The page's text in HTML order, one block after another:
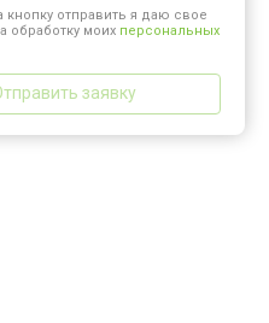
кнопку отправить я даю свое
обработку моих персональных
заявку